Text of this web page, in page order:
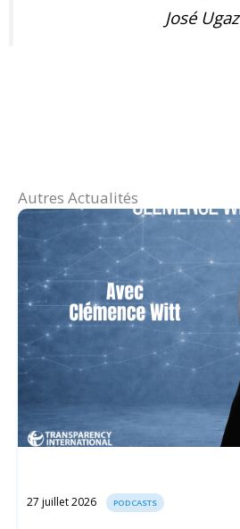
José Ugaz
Autres Actualités
27 juillet 2026 PODCASTS